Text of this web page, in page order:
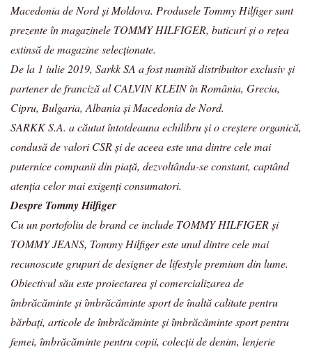
Macedonia de Nord și Moldova. Produsele Tommy Hilfiger sunt
prezente în magazinele TOMMY HILFIGER, buticuri și o rețea
extinsă de magazine selecționate.
De la 1 iulie 2019, Sarkk SA a fost numită distribuitor exclusiv și
partener de franciză al CALVIN KLEIN în România, Grecia,
Cipru, Bulgaria, Albania și Macedonia de Nord.
SARKK S.A. a căutat întotdeauna echilibru și o creştere organică,
condusă de valori CSR și de aceea este una dintre cele mai
puternice companii din piață, dezvoltându-se constant, captând
atenţia celor mai exigenţi consumatori.
Despre Tommy Hilfiger
Cu un portofoliu de brand ce include TOMMY HILFIGER și
TOMMY JEANS, Tommy Hilfiger este unul dintre cele mai
recunoscute grupuri de designer de lifestyle premium din lume.
Obiectivul său este proiectarea și comercializarea de
îmbrăcăminte și îmbrăcăminte sport de înaltă calitate pentru
bărbați, articole de îmbrăcăminte și îmbrăcăminte sport pentru
femei, îmbrăcăminte pentru copii, colecții de denim, lenjerie